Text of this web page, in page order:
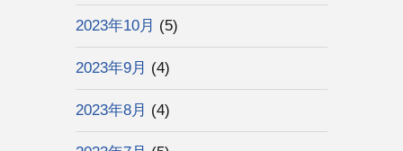
2023年10月 (5)
2023年9月 (4)
2023年8月 (4)